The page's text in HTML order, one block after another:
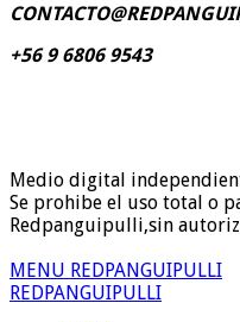
+56 9 6806 9543
Medio digital
Se prohibe el uso total o
Redpanguipulli,sin
MENU REDPANGUIPULLI
REDPANGUIPULLI